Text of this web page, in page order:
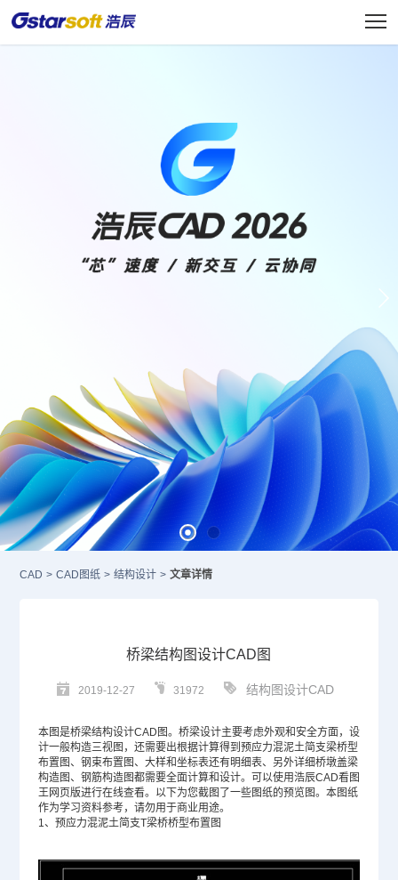
CAD > CAD图纸 > 结构设计 > 文章详情
桥梁结构图设计CAD图
2019-12-27 31972 结构图设计CAD
本图是桥梁结构设计CAD 图。桥梁设计主要考虑外观和安全方面，设
计一般构造三视图，还需要出根据计算得到预应力混泥土简支梁桥型
布置图、钢束布置图、大样和坐标表还有明细表、另外详细桥墩盖梁
构造图、钢筋构造图都需要全面计算和设计。可以使用浩辰CAD看图
王网页版进行在线查看。以下为您截图了一些图纸的预览图。本图纸
作为学习资料参考，请勿用于商业用途。
1、预应力混泥土简支T梁桥桥型布置图